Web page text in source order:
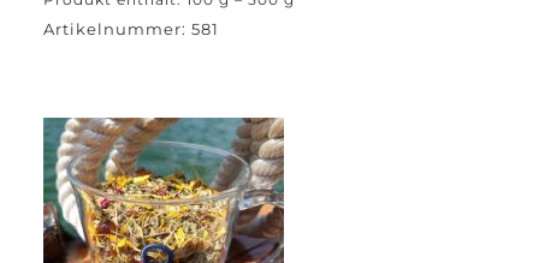
Artikelnummer: 581